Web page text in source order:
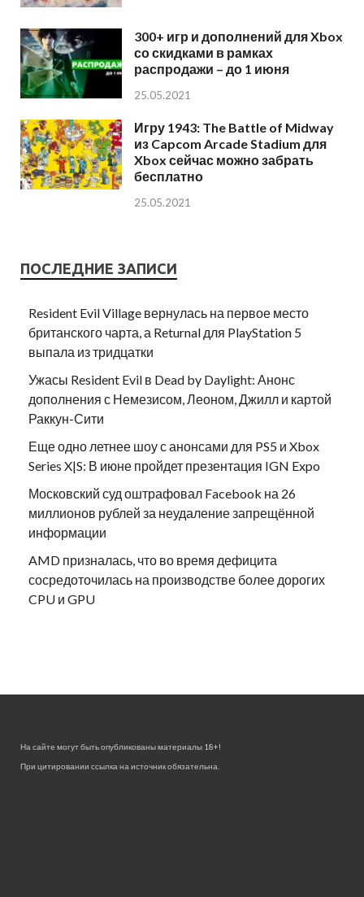
300+ игр и дополнений для Xbox
со скидками в рамках
распродажи – до 1 июня
25.05.2021
Игру 1943: The Battle of Midway
из Capcom Arcade Stadium для
Xbox сейчас можно забрать
бесплатно
25.05.2021
ПОСЛЕДНИЕ ЗАПИСИ
Resident Evil Village вернулась на первое место
британского чарта, а Returnal для PlayStation 5
выпала из тридцатки
Ужасы Resident Evil в Dead by Daylight: Анонс
дополнения с Немезисом, Леоном, Джилл и картой
Раккун-Сити
Еще одно летнее шоу с анонсами для PS5 и Xbox
Series X|S: В июне пройдет презентация IGN Expo
Московский суд оштрафовал Facebook на 26
миллионов рублей за неудаление запрещённой
информации
AMD призналась, что во время дефицита
сосредоточилась на производстве более дорогих
CPU и GPU
На сайте могут быть опубликованы материалы 18+!
При цитировании ссылка на источник обязательна.